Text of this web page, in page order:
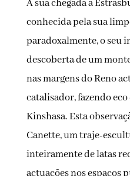
A sua chegada a
conhecida pela sua
paradoxalmente, o seu
descoberta de um
nas margens do Reno
catalisador, fazendo
Kinshasa. Esta
Canette, um traje-
inteiramente de latas
actuações nos espaços